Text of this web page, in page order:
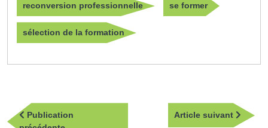
reconversion professionnelle se former
sélection de la formation
Navigation
de Publication
Article suivant
Article